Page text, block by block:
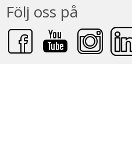
Följ oss på